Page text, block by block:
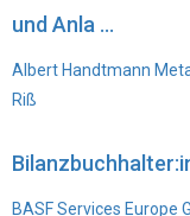
und Anla ...
Albert Handtmann
Riß
BASF Services Europe